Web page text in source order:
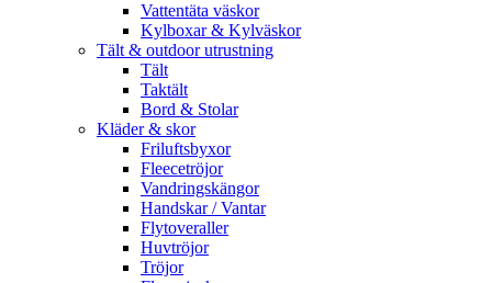
Vattentäta väskor
Kylboxar & Kylväskor
Tält & outdoor utrustning
Tält
Taktält
Bord & Stolar
Kläder & skor
Friluftsbyxor
Fleecetröjor
Vandringskängor
Handskar / Vantar
Flytoveraller
Huvtröjor
Tröjor